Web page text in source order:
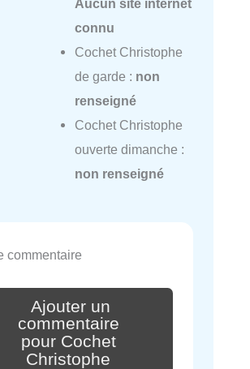
Aucun site internet
connu
Cochet Christophe
de garde : non
renseigné
Cochet Christophe
ouverte dimanche :
non renseigné
commentaire
Ajouter un
commentaire
pour Cochet
Christophe